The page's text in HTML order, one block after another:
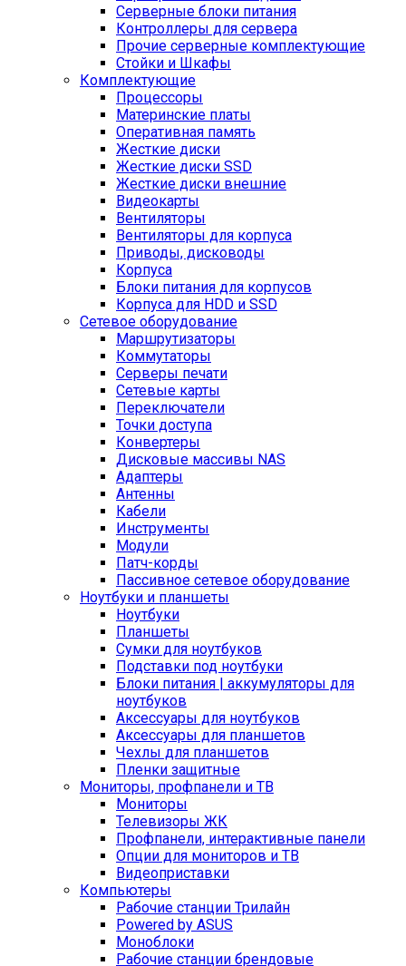
Серверные блоки питания
Контроллеры для сервера
Прочие серверные комплектующие
Стойки и Шкафы
Комплектующие
Процессоры
Материнские платы
Оперативная память
Жесткие диски
Жесткие диски SSD
Жесткие диски внешние
Видеокарты
Вентиляторы
Вентиляторы для корпуса
Приводы, дисководы
Корпуса
Блоки питания для корпусов
Корпуса для HDD и SSD
Сетевое оборудование
Маршрутизаторы
Коммутаторы
Серверы печати
Сетевые карты
Переключатели
Точки доступа
Конвертеры
Дисковые массивы NAS
Адаптеры
Антенны
Кабели
Инструменты
Модули
Патч-корды
Пассивное сетевое оборудование
Ноутбуки и планшеты
Ноутбуки
Планшеты
Сумки для ноутбуков
Подставки под ноутбуки
Блоки питания | аккумуляторы для
ноутбуков
Аксессуары для ноутбуков
Аксессуары для планшетов
Чехлы для планшетов
Пленки защитные
Мониторы, профпанели и ТВ
Мониторы
Телевизоры ЖК
Профпанели, интерактивные панели
Опции для мониторов и ТВ
Видеоприставки
Компьютеры
Рабочие станции Трилайн
Powered by ASUS
Моноблоки
Рабочие станции брендовые